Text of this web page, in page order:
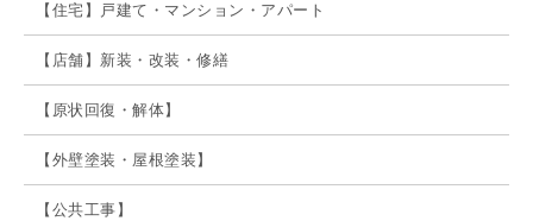
【住宅】戸建て・マンション・アパート
【店舗】新装・改装・修繕
【原状回復・解体】
【外壁塗装・屋根塗装】
【公共工事】